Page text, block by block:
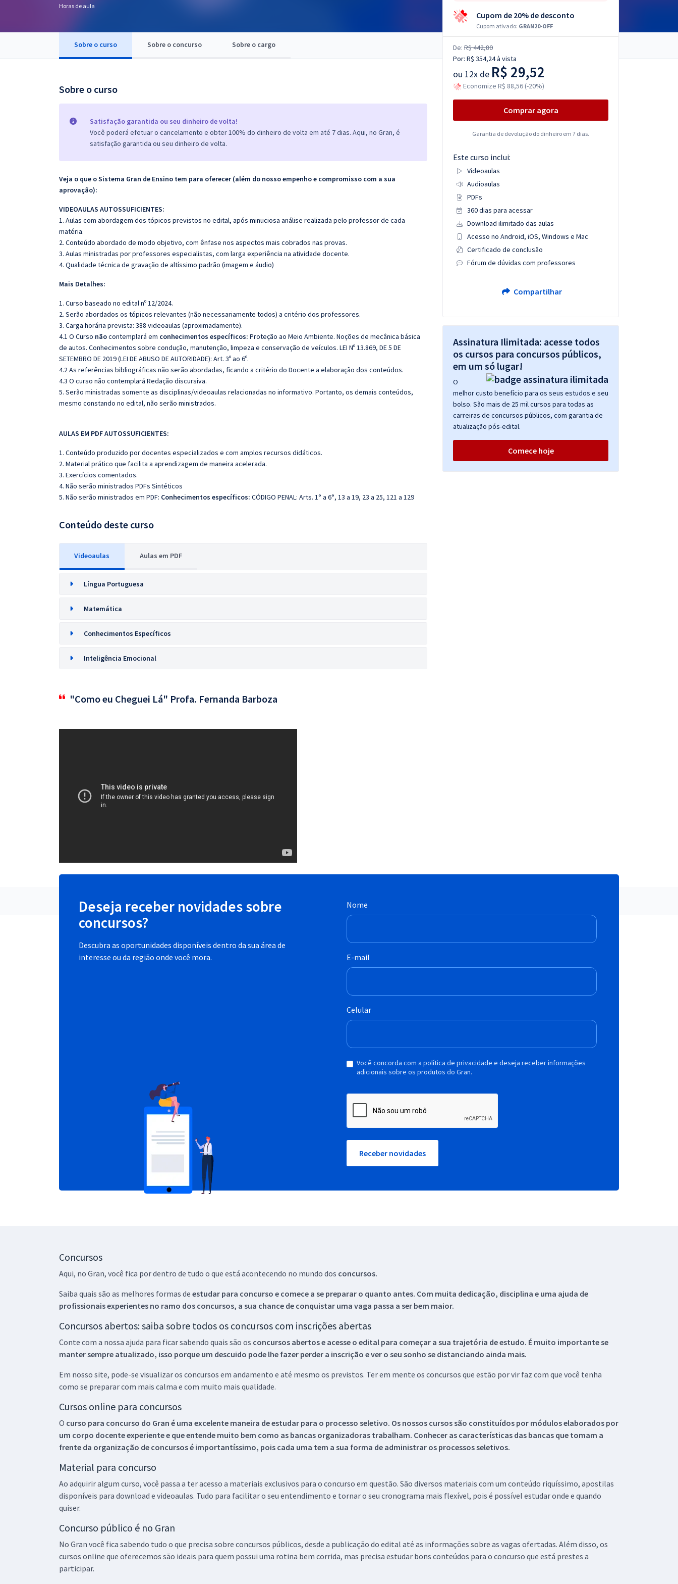
OAB
Questões grátis
Conteúdo gratuito
Horas de aula
Sobre o curso Sobre o concurso Sobre o cargo
Sobre o curso
Satisfação garantida ou seu dinheiro de volta!
Você poderá efetuar o cancelamento e obter 100% do dinheiro de volta em até 7 dias. Aqui, no Gran, é
satisfação garantida ou seu dinheiro de volta.
Veja o que o Sistema Gran de Ensino tem para oferecer (além do nosso empenho e compromisso com a sua
aprovação):
VIDEOAULAS AUTOSSUFICIENTES:
1. Aulas com abordagem dos tópicos previstos no edital, após minuciosa análise realizada pelo professor de cada
matéria.
2. Conteúdo abordado de modo objetivo, com ênfase nos aspectos mais cobrados nas provas.
3. Aulas ministradas por professores especialistas, com larga experiência na atividade docente.
4. Qualidade técnica de gravação de altíssimo padrão (imagem e áudio)
Mais Detalhes:
1. Curso baseado no edital nº 12/2024.
2. Serão abordados os tópicos relevantes (não necessariamente todos) a critério dos professores.
3. Carga horária prevista: 388 videoaulas (aproximadamente).
4.1 O Curso nãocontemplará em conhecimentos específicos: Proteção ao Meio Ambiente. Noções de mecânica básica
de autos. Conhecimentos sobre condução, manutenção, limpeza e conservação de veículos. LEI Nº 13.869, DE 5 DE
SETEMBRO DE 2019 (LEI DE ABUSO DE AUTORIDADE): Art. 3º ao 6º.
4.2 As referências bibliográficas não serão abordadas, ficando a critério do Docente a elaboração dos conteúdos.
4.3 O curso não contemplará Redação discursiva.
5. Serão ministradas somente as disciplinas/videoaulas relacionadas no informativo. Portanto, os demais conteúdos,
mesmo constando no edital, não serão ministrados.
AULAS EM PDF AUTOSSUFICIENTES:
1. Conteúdo produzido por docentes especializados e com amplos recursos didáticos.
2. Material prático que facilita a aprendizagem de maneira acelerada.
3. Exercícios comentados.
4. Não serão ministrados PDFs Sintéticos
5. Não serão ministrados em PDF: Conhecimentos específicos: CÓDIGO PENAL: Arts. 1° a 6°, 13 a 19, 23 a 25, 121 a 129
Conteúdo deste curso
Videoaulas Aulas em PDF
Língua Portuguesa
Matemática
Conhecimentos Específicos
Inteligência Emocional
"Como eu Cheguei Lá" Profa. Fernanda Barboza
Cupom de 20% de desconto
Cupom ativado: GRAN20-OFF
De: R$ 442,80
Por: R$ 354,24à vista
ou 12x de R$ 29,52
Economize R$ 88,56 (-20%)
Comprar agora
Garantia de devolução do dinheiro em 7 dias.
Este curso inclui:
Videoaulas
Audioaulas
PDFs
360 dias para acessar
Download ilimitado das aulas
Acesso no Android, iOS, Windows e Mac
Certificado de conclusão
Fórum de dúvidas com professores
Compartilhar
Assinatura Ilimitada: acesse todos
os cursos para concursos públicos,
em um só lugar!
O
melhor custo benefício para os seus estudos e seu
bolso. São mais de 25 mil cursos para todas as
carreiras de concursos públicos, com garantia de
atualização pós-edital.
Comece hoje
Deseja receber novidades sobre
concursos?
Descubra as oportunidades disponíveis dentro da sua área de
interesse ou da região onde você mora.
Nome
E-mail
Celular
Você concorda com a política de privacidade e deseja receber informações
adicionais sobre os produtos do Gran.
Receber novidades
Concursos
Aqui, no Gran, você fica por dentro de tudo o que está acontecendo no mundo dos concursos.
Saiba quais são as melhores formas de estudar para concurso e comece a se preparar o quanto antes. Com muita dedicação, disciplina e uma ajuda de
profissionais experientes no ramo dos concursos, a sua chance de conquistar uma vaga passa a ser bem maior.
Concursos abertos: saiba sobre todos os concursos com inscrições abertas
Conte com a nossa ajuda para ficar sabendo quais são os concursos abertos e acesse o edital para começar a sua trajetória de estudo. É muito importante se
manter sempre atualizado, isso porque um descuido pode lhe fazer perder a inscrição e ver o seu sonho se distanciando ainda mais.
Em nosso site, pode-se visualizar os concursos em andamento e até mesmo os previstos. Ter em mente os concursos que estão por vir faz com que você tenha
como se preparar com mais calma e com muito mais qualidade.
Cursos online para concursos
O curso para concurso do Gran é uma excelente maneira de estudar para o processo seletivo. Os nossos cursos são constituídos por módulos elaborados por
um corpo docente experiente e que entende muito bem como as bancas organizadoras trabalham. Conhecer as características das bancas que tomam a
frente da organização de concursos é importantíssimo, pois cada uma tem a sua forma de administrar os processos seletivos.
Material para concurso
Ao adquirir algum curso, você passa a ter acesso a materiais exclusivos para o concurso em questão. São diversos materiais com um conteúdo riquíssimo, apostilas
disponíveis para download e videoaulas. Tudo para facilitar o seu entendimento e tornar o seu cronograma mais flexível, pois é possível estudar onde e quando
quiser.
Concurso público é no Gran
No Gran você fica sabendo tudo o que precisa sobre concursos públicos, desde a publicação do edital até as informações sobre as vagas ofertadas. Além disso, os
cursos online que oferecemos são ideais para quem possui uma rotina bem corrida, mas precisa estudar bons conteúdos para o concurso que está prestes a
participar.